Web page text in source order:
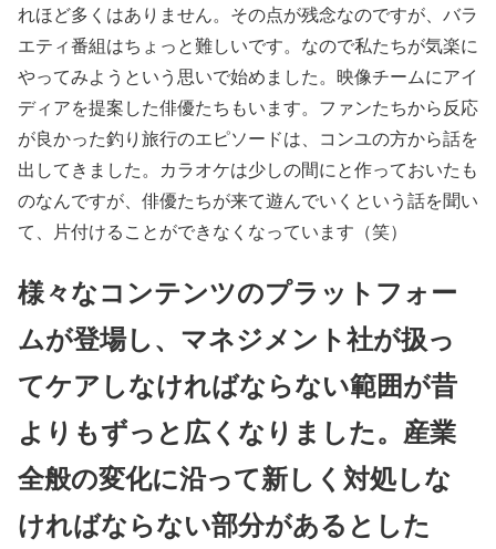
れほど多くはありません。その点が残念なのですが、バラ
エティ番組はちょっと難しいです。なので私たちが気楽に
やってみようという思いで始めました。映像チームにアイ
ディアを提案した俳優たちもいます。ファンたちから反応
が良かった釣り旅行のエピソードは、コンユの方から話を
出してきました。カラオケは少しの間にと作っておいたも
のなんですが、俳優たちが来て遊んでいくという話を聞い
て、片付けることができなくなっています（笑）
様々なコンテンツのプラットフォー
ムが登場し、マネジメント社が扱っ
てケアしなければならない範囲が昔
よりもずっと広くなりました。産業
全般の変化に沿って新しく対処しな
ければならない部分があるとした